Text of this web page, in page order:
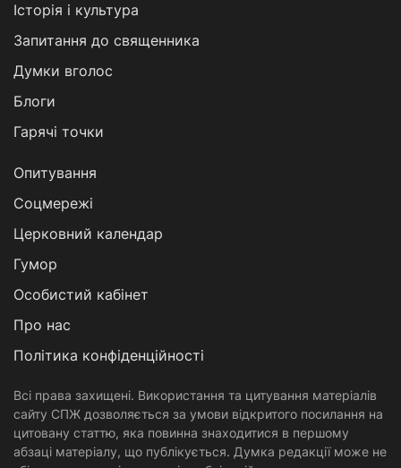
Історія і культура
Запитання до священника
Думки вголос
Блоги
Гарячі точки
Опитування
Соцмережі
Церковний календар
Гумор
Особистий кабінет
Про нас
Політика конфіденційності
Всі права захищені. Використання та цитування матеріалів
сайту СПЖ дозволяється за умови відкритого посилання на
цитовану статтю, яка повинна знаходитися в першому
абзаці матеріалу, що публікується. Думка редакції може не